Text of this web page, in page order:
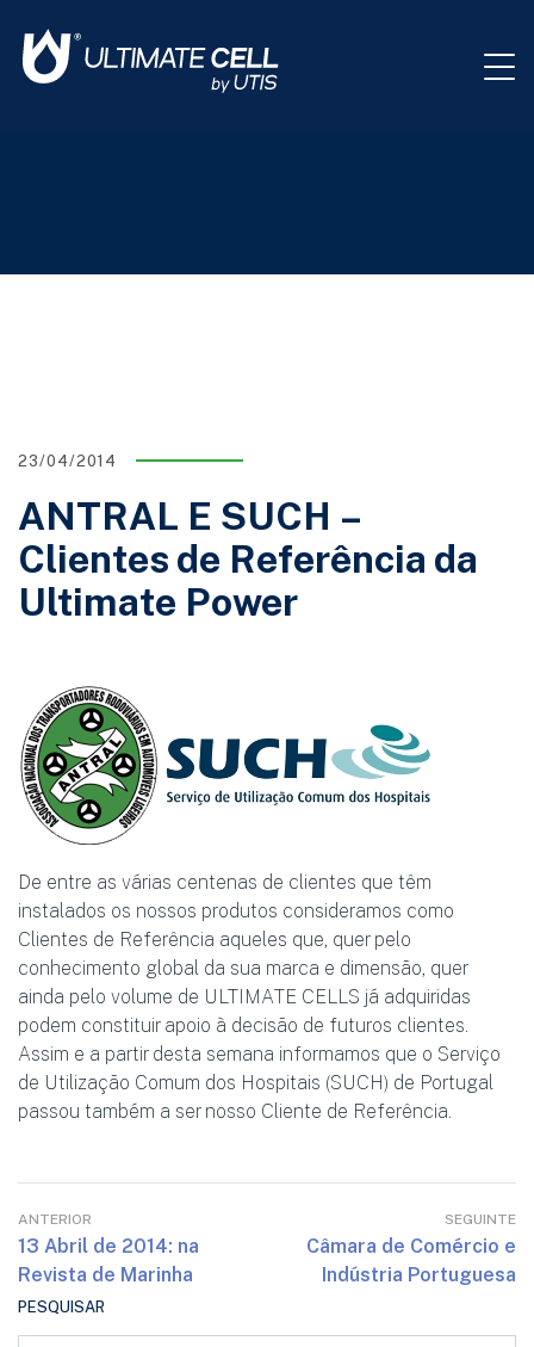
23/04/2014
ANTRAL E SUCH –
Clientes de Referência da
Ultimate Power
De entre as várias centenas de clientes que têm
instalados os nossos produtos consideramos como
Clientes de Referência aqueles que, quer pelo
conhecimento global da sua marca e dimensão, quer
ainda pelo volume de ULTIMATE CELLS já adquiridas
podem constituir apoio à decisão de futuros clientes.
Assim e a partir desta semana informamos que o Serviço
de Utilização Comum dos Hospitais (SUCH) de Portugal
passou também a ser nosso Cliente de Referência.
ANTERIOR
13 Abril de 2014: na
Revista de Marinha
SEGUINTE
Câmara de Comércio e
Indústria Portuguesa
PESQUISAR